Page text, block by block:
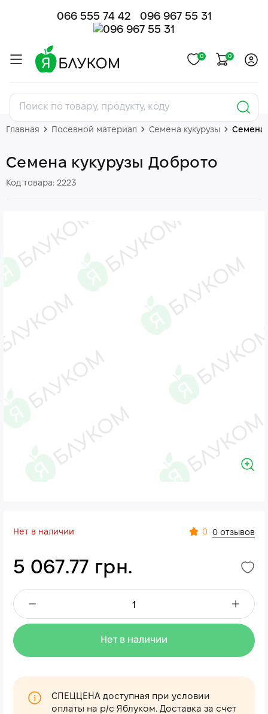
066 555 74 42 096 967 55 31
0 0
Главная Посевной материал Семена кукурузы Семена
Семена кукурузы Доброто
Код товара: 2223
Нет в наличии 0 0 отзывов
5 067.77 грн.
Нет в наличии
СПЕЦЦЕНА доступная при условии
оплаты на р/с Яблуком. Доставка за счет